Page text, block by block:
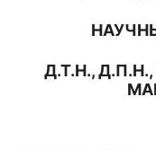
Д.Т.Н.,